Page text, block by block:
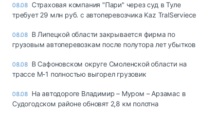
08.08 Страховая компания "Пари" через суд в Туле
требует 29 млн руб. с автоперевозчика Kaz TralServiece
08.08 В Липецкой области закрывается фирма по
грузовым автоперевозкам после полутора лет убытков
08.08 В Сафоновском округе Смоленской области на
трассе М-1 полностью выгорел грузовик
08.08 На автодороге Владимир – Муром – Арзамас в
Судогодском районе обновят 2,8 км полотна